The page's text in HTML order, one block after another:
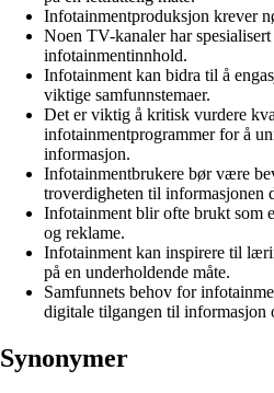
Infotainmentproduksjon krever
Noen TV-kanaler har
infotainmentinnhold.
Infotainment kan bidra til å
viktige samfunnstemaer.
Det er viktig å kritisk vurdere
infotainmentprogrammer for å
informasjon.
Infotainmentbrukere bør være
troverdigheten til informasjonen
Infotainment blir ofte brukt som
og reklame.
Infotainment kan inspirere til
på en underholdende måte.
Samfunnets behov for
digitale tilgangen til informasjon
Synonymer